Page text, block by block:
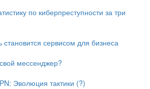
по киберпреступности за три
становится сервисом для бизнеса
мессенджер?
Эволюция тактики (?)